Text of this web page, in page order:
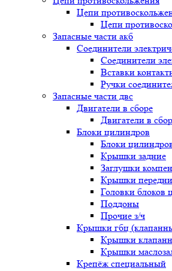
Цепи
Цепи
Запасные части акб
Соединители
Соединители
Вставки
Ручки
Запасные части двс
Двигатели в сборе
Двигатели в
Блоки цилиндров
Блоки
Крышки задние
Заглушки
Крышки
Головки блоков
Поддоны
Прочие з/ч
Крышки гбц
Крышки
Крышки
Крепёж специальный